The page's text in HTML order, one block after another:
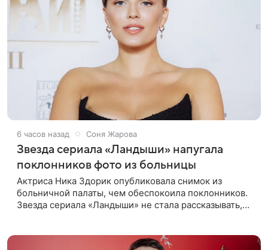
6 часов назад Соня Жарова
Звезда сериала «Ландыши» напугала
поклонников фото из больницы
Актриса Ника Здорик опубликовала снимок из
больничной палаты, чем обеспокоила поклонников.
Звезда сериала «Ландыши» не стала рассказывать,